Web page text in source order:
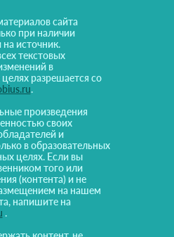
сайта
при наличии
источник.
текстовых
в
разрешается со
.
произведения
своих
и
в образовательных
целях. Если вы
того или
(контента) и не
на нашем
напишите на
.